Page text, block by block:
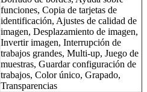
funciones, Copia de tarjetas de
identificación, Ajustes de calidad de
imagen, Desplazamiento de imagen,
Invertir imagen, Interrupción de
trabajos grandes, Multi-up, Juego de
muestras, Guardar configuración de
trabajos, Color único, Grapado,
Transparencias